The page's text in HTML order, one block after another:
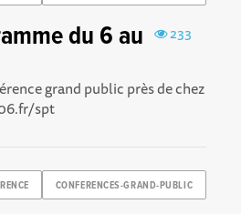
233
du 6 au
grand public près de chez
spt
CONFERENCES-GRAND-PUBLIC